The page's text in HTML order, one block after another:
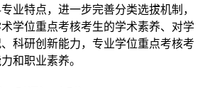
特点，进一步完善分类选拔机制，
学位重点考核考生的学术素养、对学
科研创新能力，专业学位重点考核考
和职业素养。